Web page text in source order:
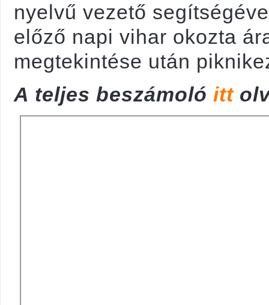
nyelvű vezető
előző napi vihar okozta
megtekintése után
A teljes beszámoló itt